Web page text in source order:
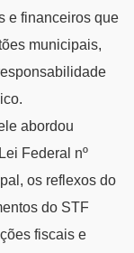
e financeiros que
municipais,
abordou
Federal nº
os reflexos do
do STF
fiscais e